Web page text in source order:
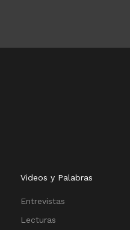
Videos y Palabras
Entrevistas
Lecturas